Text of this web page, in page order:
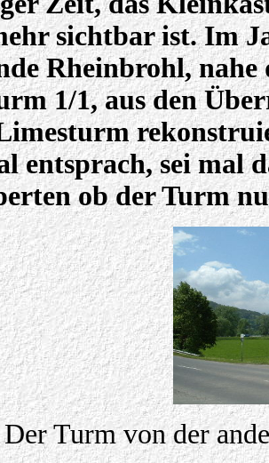
sichtbar ist. Im
Rheinbrohl, nahe
1/1, aus den
entsprach, sei mal
ob der Turm
Der Turm von der